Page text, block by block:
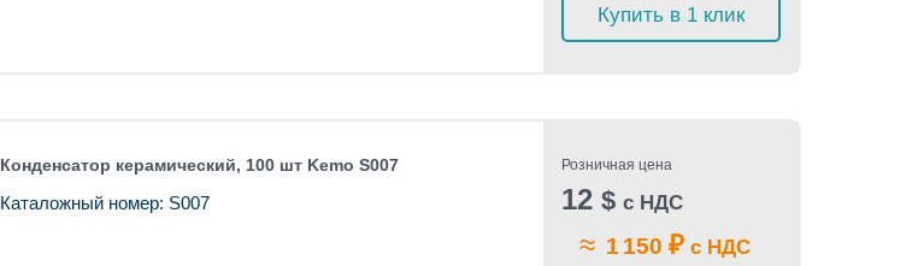
Купить в 1 клик
Конденсатор керамический, 100 шт Kemo S007
Каталожный номер: S007
Розничная цена
12 $ с НДС
≈ 1 150 ₽с НДС